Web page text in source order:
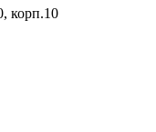
корп.10